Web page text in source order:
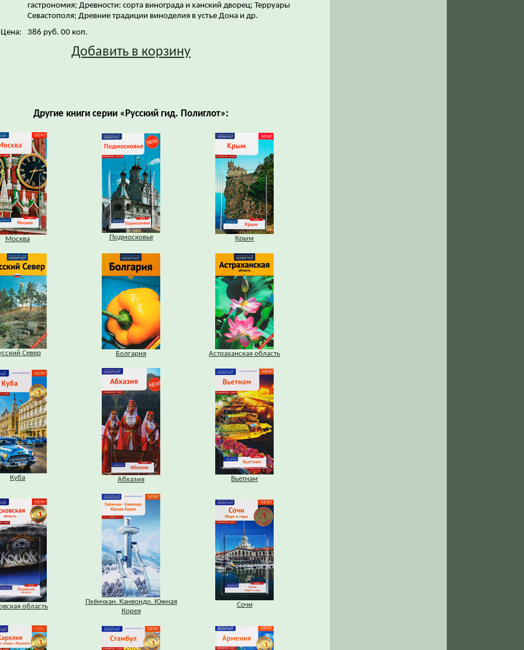
гастрономия; Древности: сорта винограда и ханский дворец; Терруары
Севастополя; Древние традиции виноделия в устье Дона и др.
Цена:
386 руб. 00 коп.
Добавить в корзину
Другие книги серии «Русский гид. Полиглот»:
Москва Подмосковье Крым
Север Болгария Астраханская область
Куба Абхазия Вьетнам
область
Пхёнчхан. Канвондо. Южная
Корея
Сочи